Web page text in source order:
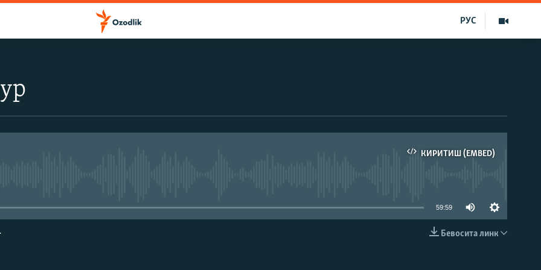
РУС
КИРИТИШ (EMBED)
59:59
Бевосита линк